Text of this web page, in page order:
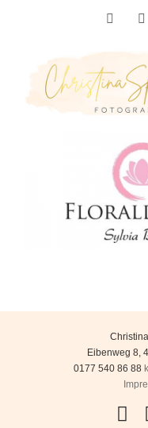
Eibenweg 8,
0177 540 86 88